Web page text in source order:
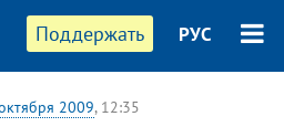
Поддержать РУС
2009, 12:35